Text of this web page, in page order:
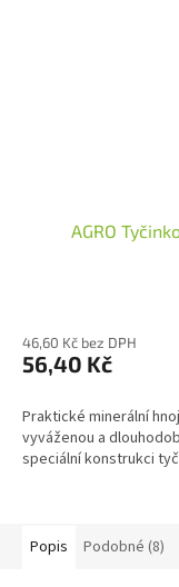
AGRO
46,60 Kč bez DPH
56,40 Kč
Praktické minerální
vyváženou a
speciální konstrukci
Popis Podobné (8)